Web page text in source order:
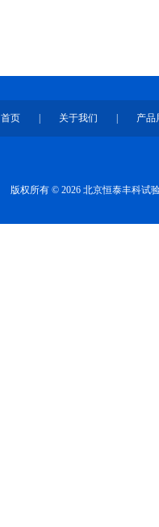
首页 关于我们 产品
版权所有 © 2026 北京恒泰丰科试